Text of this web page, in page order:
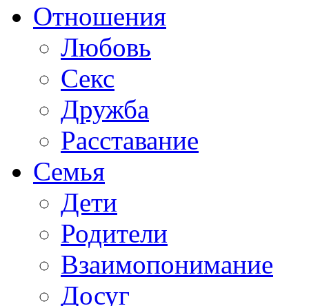
Отношения
Любовь
Секс
Дружба
Расставание
Семья
Дети
Родители
Взаимопонимание
Досуг